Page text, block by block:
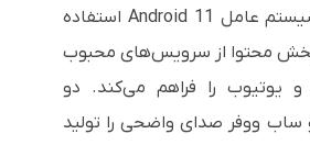
این دستگاه از سیستم عامل Android 11 استفاده
محتوا از سرویس‌های محبوب
و یوتیوب را فراهم می‌کند. دو
۸ وات و ساب ووفر صدای واضحی را تولید